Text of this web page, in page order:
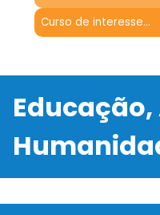
Educação,